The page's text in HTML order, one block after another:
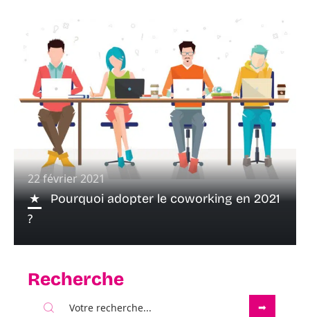
22 février 2021
Pourquoi adopter le coworking en 2021
?
Recherche